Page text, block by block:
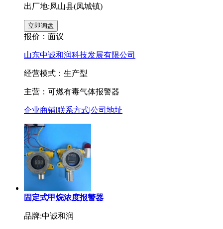
出厂地:凤山县(凤城镇)
报价： 面议
山东中诚和润科技发展有限公司
经营模式：生产型
主营：可燃有毒气体报警器
企业商铺|联系方式|公司地址
固定式甲烷浓度报警器
品牌:中诚和润